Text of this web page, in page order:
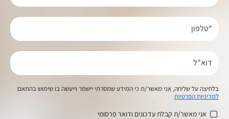
*טלפון
דוא"ל
בלחיצה על שליחה, אני מאשר/ת כי המידע שמסרתי יישמר וייעשה בו שימוש בהתאם
למדיניות הפרטיות
אני מאשר/ת קבלת עדכונים ודואר פרסומי